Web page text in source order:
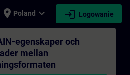
place Poland expand_more login Logowanie
Szkolenie - Rozwój
egenskaper och
mellan